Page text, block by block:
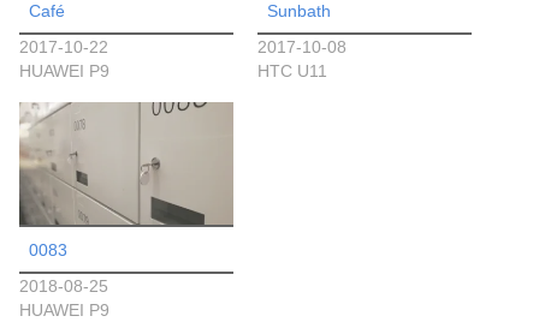
Café
2017-10-22
HUAWEI P9
Sunbath
2017-10-08
HTC U11
0083
2018-08-25
HUAWEI P9